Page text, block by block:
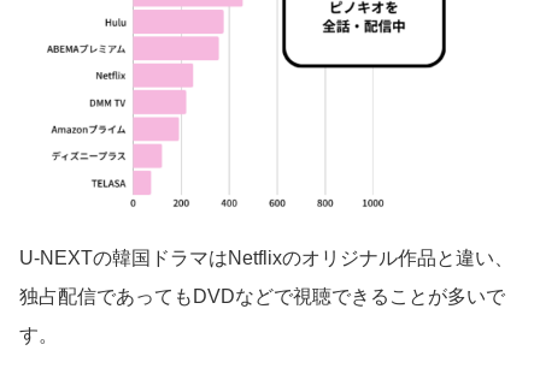
U-NEXTの韓国ドラマはNetflixのオリジナル作品と違い、
独占配信であってもDVDなどで視聴できることが多いで
す。